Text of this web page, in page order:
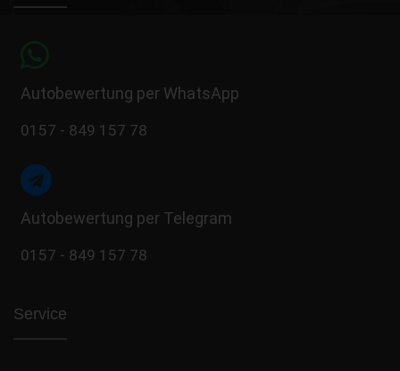
Autobewertung per WhatsApp
0157 - 849 157 78
Autobewertung per Telegram
0157 - 849 157 78
Service